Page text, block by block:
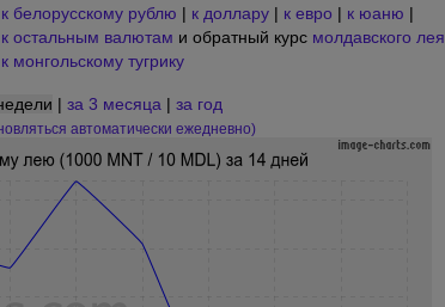
к белорусскому рублю | к доллару | к евро | к юаню |
к остальным валютам и обратный курс молдавского лея
к монгольскому тугрику
| за 3 месяца | за год
автоматически ежедневно)